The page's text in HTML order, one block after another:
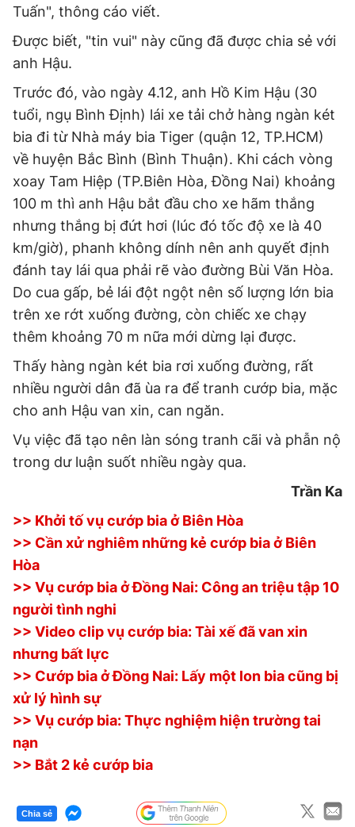
Tuấn", thông cáo viết.
Được biết, "tin vui" này cũng đã được chia sẻ với
anh Hậu.
Trước đó, vào ngày 4.12, anh Hồ Kim Hậu (30
tuổi, ngụ Bình Định) lái xe tải chở hàng ngàn két
bia đi từ Nhà máy bia Tiger (quận 12, TP.HCM)
về huyện Bắc Bình (Bình Thuận). Khi cách vòng
xoay Tam Hiệp (TP.Biên Hòa, Đồng Nai) khoảng
100 m thì anh Hậu bắt đầu cho xe hãm thắng
nhưng thắng bị đứt hơi (lúc đó tốc độ xe là 40
km/giờ), phanh không dính nên anh quyết định
đánh tay lái qua phải rẽ vào đường Bùi Văn Hòa.
Do cua gấp, bẻ lái đột ngột nên số lượng lớn bia
trên xe rớt xuống đường, còn chiếc xe chạy
thêm khoảng 70 m nữa mới dừng lại được.
Thấy hàng ngàn két bia rơi xuống đường, rất
nhiều người dân đã ùa ra để tranh cướp bia, mặc
cho anh Hậu van xin, can ngăn.
Vụ việc đã tạo nên làn sóng tranh cãi và phẫn nộ
trong dư luận suốt nhiều ngày qua.
Trần Ka
>> Khởi tố vụ cướp bia ở Biên Hòa
>> Cần xử nghiêm những kẻ cướp bia ở Biên
Hòa
>> Vụ cướp bia ở Đồng Nai: Công an triệu tập 10
người tình nghi
>> Video clip vụ cướp bia: Tài xế đã van xin
nhưng bất lực
>> Cướp bia ở Đồng Nai: Lấy một lon bia cũng bị
xử lý hình sự
>> Vụ cướp bia: Thực nghiệm hiện trường tai
nạn
>> Bắt 2 kẻ cướp bia
Chia sẻ